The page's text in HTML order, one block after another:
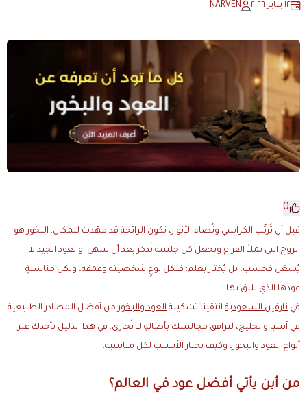
١٢ يناير ٢٠٢٦ NARVEN
0
قبل أن تُرتّب الكراسي وتُضاء الأنوار، تكون الرائحة قد مهّدت للمكان. البخور هو
الروح التي تملأ الفراغ وتجعل كل جلسة تُذكر بعد أن تنتهي. والعود الجيد لا
يُشعَل فحسب، بل يُختار بعلم؛ فلكل نوعٍ شخصيته وعمقه، ولكل مناسبةٍ
عودها الذي يليق بها.
في نارفين السعودية انتقينا تشكيلة العود والبخور من أفضل المصادر الطبيعية
في آسيا والخليج، لترافق مجالسك بأصالةٍ لا تُجارى. في هذا الدليل نأخذك عبر
أنواع العود والبخور، وكيف تختار الأنسب لكل مناسبة.
من أين يأتي أفضل عود في العالم؟